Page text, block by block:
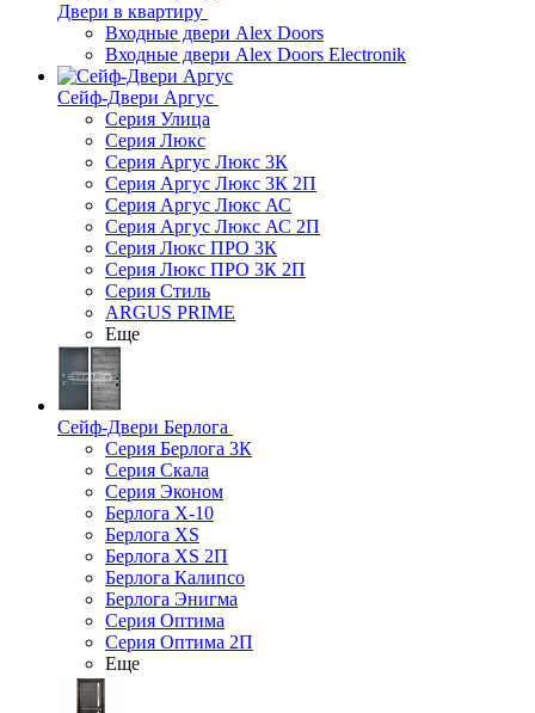
Двери в квартиру
Входные двери Alex Doors
Входные двери Alex Doors Electronik
Сейф-Двери Аргус
Серия Улица
Серия Люкс
Серия Аргус Люкс 3К
Серия Аргус Люкс 3К 2П
Серия Аргус Люкс АС
Серия Аргус Люкс АС 2П
Серия Люкс ПРО 3К
Серия Люкс ПРО 3К 2П
Серия Стиль
ARGUS PRIME
Еще
Сейф-Двери Берлога
Серия Берлога 3К
Серия Скала
Серия Эконом
Берлога X-10
Берлога XS
Берлога XS 2П
Берлога Калипсо
Берлога Энигма
Серия Оптима
Серия Оптима 2П
Еще